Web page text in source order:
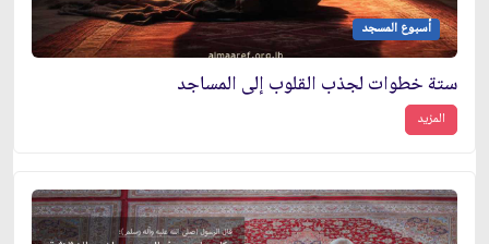
أسبوع المسجد
ستة خطوات لجذب القلوب إلى المساجد
المزيد